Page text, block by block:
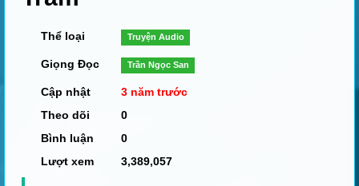
Thể loại Truyện Audio
Giọng Đọc Trần Ngọc San
Cập nhật
3 năm trước
Theo dõi
0
Bình luận
0
Lượt xem
3,389,057